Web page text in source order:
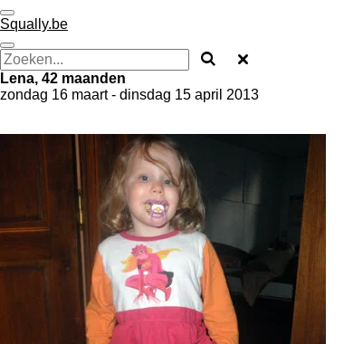
Ga
direct
naar
de
hoofdinhoud
Squally.be
Lena, 42 maanden
zondag 16 maart - dinsdag 15 april 2013